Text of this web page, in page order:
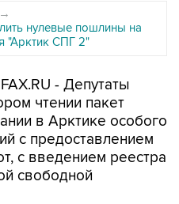
→
нулевые пошлины на
"Арктик СПГ 2"
- Депутаты
чтении пакет
в Арктике особого
с предоставлением
с введением реестра
свободной